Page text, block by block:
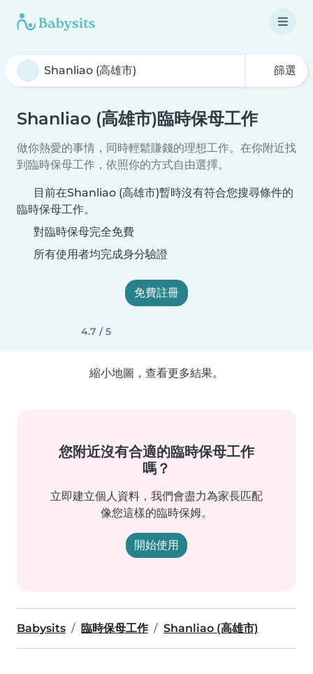
篩選
Shanliao (高雄市)臨時保母工作
做你熱愛的事情，同時輕鬆賺錢的理想工作。在你附近找
到臨時保母工作，依照你的方式自由選擇。
目前在Shanliao (高雄市)暫時沒有符合您搜尋條件的
臨時保母工作。
對臨時保母完全免費
所有使用者均完成身分驗證
免費註冊
4.7 / 5
縮小地圖，查看更多結果。
您附近沒有合適的臨時保母工作
嗎？
立即建立個人資料，我們會盡力為家長匹配
像您這樣的臨時保姆。
開始使用
Babysits 臨時保母工作 Shanliao (高雄市)